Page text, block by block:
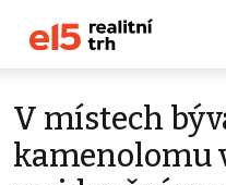
V místech
kamenolomu